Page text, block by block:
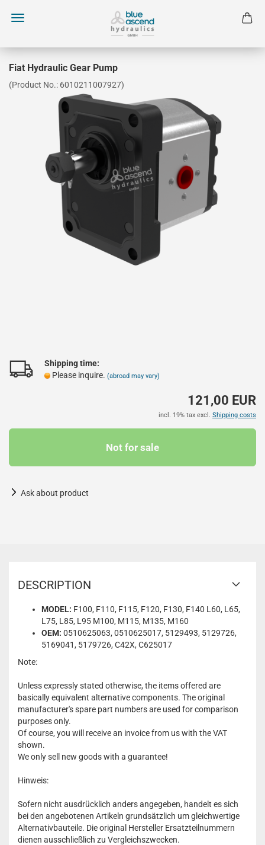
Fiat Hydraulic Gear Pump
(Product No.: 6010211007927)
Shipping time:
Please inquire. (abroad may vary)
121,00 EUR
incl. 19% tax excl. Shipping costs
Ask about product
DESCRIPTION
MODEL: F100, F110, F115, F120, F130, F140 L60, L65,
L75, L85, L95 M100, M115, M135, M160
OEM: 0510625063, 0510625017, 5129493, 5129726,
5169041, 5179726, C42X, C625017
Note:
Unless expressly stated otherwise, the items offered are
basically equivalent alternative components. The original
manufacturer's spare part numbers are used for comparison
purposes only.
Of course, you will receive an invoice from us with the VAT
shown.
We only sell new goods with a guarantee!
Hinweis:
Sofern nicht ausdrücklich anders angegeben, handelt es sich
bei den angebotenen Artikeln grundsätzlich um gleichwertige
Alternativbauteile. Die original Hersteller Ersatzteilnummern
dienen ausschließlich zu Vergleichszwecken.